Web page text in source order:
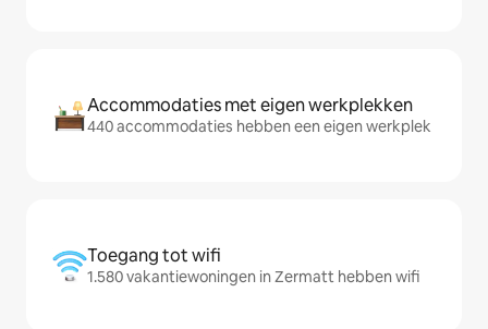
Accommodaties met eigen werkplekken
440 accommodaties hebben een eigen werkplek
Toegang tot wifi
1.580 vakantiewoningen in Zermatt hebben wifi